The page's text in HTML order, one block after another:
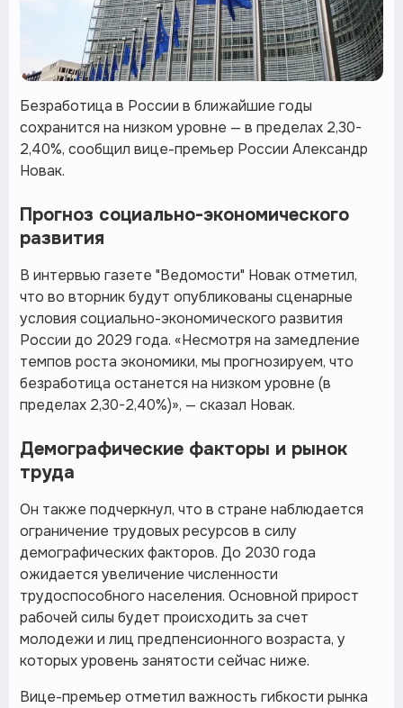
Безработица в России в ближайшие годы
сохранится на низком уровне — в пределах 2,30-
2,40%, сообщил вице-премьер России Александр
Новак.
Прогноз социально-экономического
развития
В интервью газете "Ведомости" Новак отметил,
что во вторник будут опубликованы сценарные
условия социально-экономического развития
России до 2029 года. «Несмотря на замедление
темпов роста экономики, мы прогнозируем, что
безработица останется на низком уровне (в
пределах 2,30-2,40%)», — сказал Новак.
Демографические факторы и рынок
труда
Он также подчеркнул, что в стране наблюдается
ограничение трудовых ресурсов в силу
демографических факторов. До 2030 года
ожидается увеличение численности
трудоспособного населения. Основной прирост
рабочей силы будет происходить за счет
молодежи и лиц предпенсионного возраста, у
которых уровень занятости сейчас ниже.
Вице-премьер отметил важность гибкости рынка